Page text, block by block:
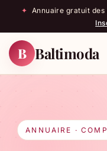
✦ Annuaire gratuit
B Baltimoda
ANNUAIRE ·